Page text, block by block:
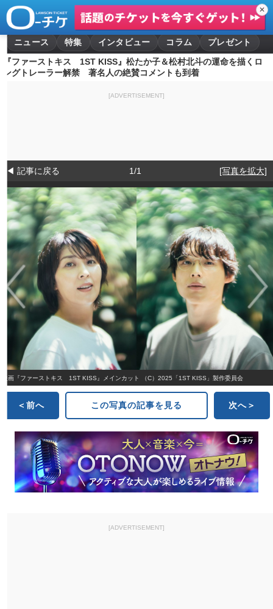
✕
ニュース 特集 インタビュー コラム
プレゼント
『ファーストキス 1ST KISS』松たか子＆松村北斗の運命を描くロ
ングトレーラー解禁 著名人の絶賛コメントも到着
[ADVERTISEMENT]
◀ 記事に戻る 1/1 [写真を拡大]
映画『ファーストキス 1ST KISS』メインカット （C）2025「1ST KISS」製作委員会
＜前へ この写真の記事を見る 次へ＞
[ADVERTISEMENT]